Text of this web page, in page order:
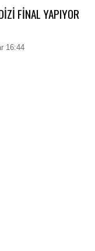
FİNAL YAPIYOR
16:44